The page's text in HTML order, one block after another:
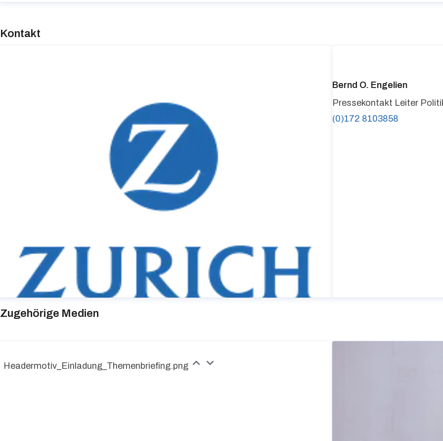
Kontakt
Bernd O. Engelien
Pressekontakt Leiter
(0)172 8103858
Zugehörige Medien
Headermotiv_Einladung_Themenbriefing.png